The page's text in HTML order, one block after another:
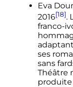
Eva
2016[18].
franco-
ses
sans
Théâtre
produite